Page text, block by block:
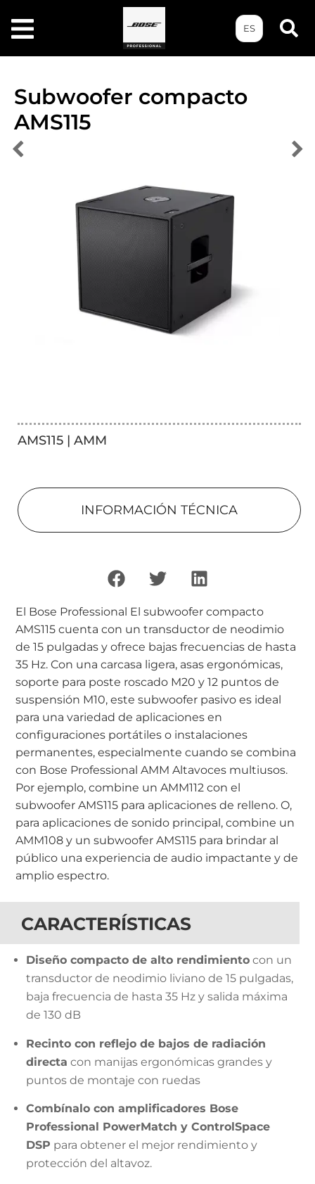
ES
Subwoofer compacto
AMS115
AMS115 | AMM
INFORMACIÓN TÉCNICA
El Bose Professional El subwoofer compacto
AMS115 cuenta con un transductor de neodimio
de 15 pulgadas y ofrece bajas frecuencias de hasta
35 Hz. Con una carcasa ligera, asas ergonómicas,
soporte para poste roscado M20 y 12 puntos de
suspensión M10, este subwoofer pasivo es ideal
para una variedad de aplicaciones en
configuraciones portátiles o instalaciones
permanentes, especialmente cuando se combina
con Bose Professional AMM Altavoces multiusos.
Por ejemplo, combine un AMM112 con el
subwoofer AMS115 para aplicaciones de relleno. O,
para aplicaciones de sonido principal, combine un
AMM108 y un subwoofer AMS115 para brindar al
público una experiencia de audio impactante y de
amplio espectro.
CARACTERÍSTICAS
Diseño compacto de alto rendimiento con un
transductor de neodimio liviano de 15 pulgadas,
baja frecuencia de hasta 35 Hz y salida máxima
de 130 dB
Recinto con reflejo de bajos de radiación
directa con manijas ergonómicas grandes y
puntos de montaje con ruedas
Combínalo con amplificadores Bose
Professional PowerMatch y ControlSpace
DSP para obtener el mejor rendimiento y
protección del altavoz.